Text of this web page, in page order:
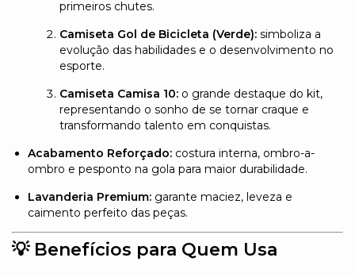
primeiros chutes.
Camiseta Gol de Bicicleta (Verde): simboliza a
evolução das habilidades e o desenvolvimento no
esporte.
Camiseta Camisa 10: o grande destaque do kit,
representando o sonho de se tornar craque e
transformando talento em conquistas.
Acabamento Reforçado: costura interna, ombro-a-
ombro e pesponto na gola para maior durabilidade.
Lavanderia Premium: garante maciez, leveza e
caimento perfeito das peças.
💡 Benefícios para Quem Usa